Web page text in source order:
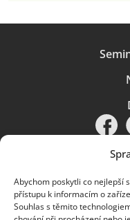
Abychom poskytli co nejlepší
přístupu k informacím o
Souhlas s těmito
Pravidla používání|Ochrana
Deloitte.cz